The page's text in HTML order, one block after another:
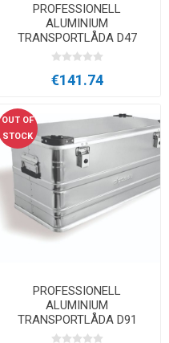
PROFESSIONELL
ALUMINIUM
TRANSPORTLÅDA D47
€141.74
OUT OF
STOCK
PROFESSIONELL
ALUMINIUM
TRANSPORTLÅDA D91